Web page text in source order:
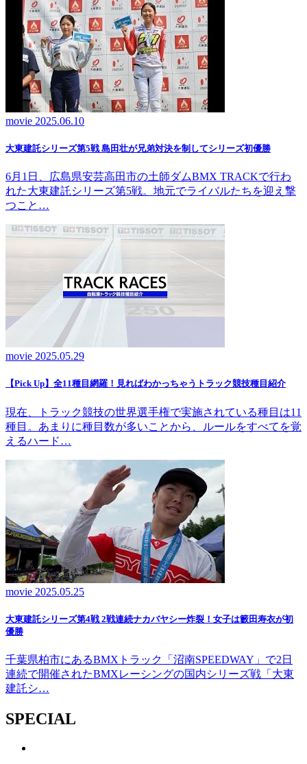
movie 2025.06.10
大東建託シリーズ第5戦 島田壮が兄弟対決を制してシリーズ初優勝
6月1日、広島県安芸高田市の土師ダムBMX TRACKで行わ
れた大東建託シリーズ第5戦。地元でライバルたちを迎え撃
つこと…
movie 2025.05.29
【Pick Up】全11種目網羅！見ればわかっちゃうトラック競技種目紹介
現在、トラック競技の世界選手権で実施されている種目は11
種目。あまりに種目数が多いことから、ルールをすべてを覚
えるハード…
movie 2025.05.25
大東建託シリーズ第4戦 2戦連続ナカバヤシー炸裂！女子は籔田寿衣が初
優勝
千葉県柏市にあるBMXトラック「沼南SPEEDWAY」で2日
連続で開催されたBMXレーシングの国内シリーズ戦「大東
建託シ…
SPECIAL